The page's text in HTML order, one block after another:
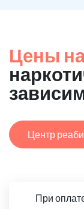
Цены
Центр
При